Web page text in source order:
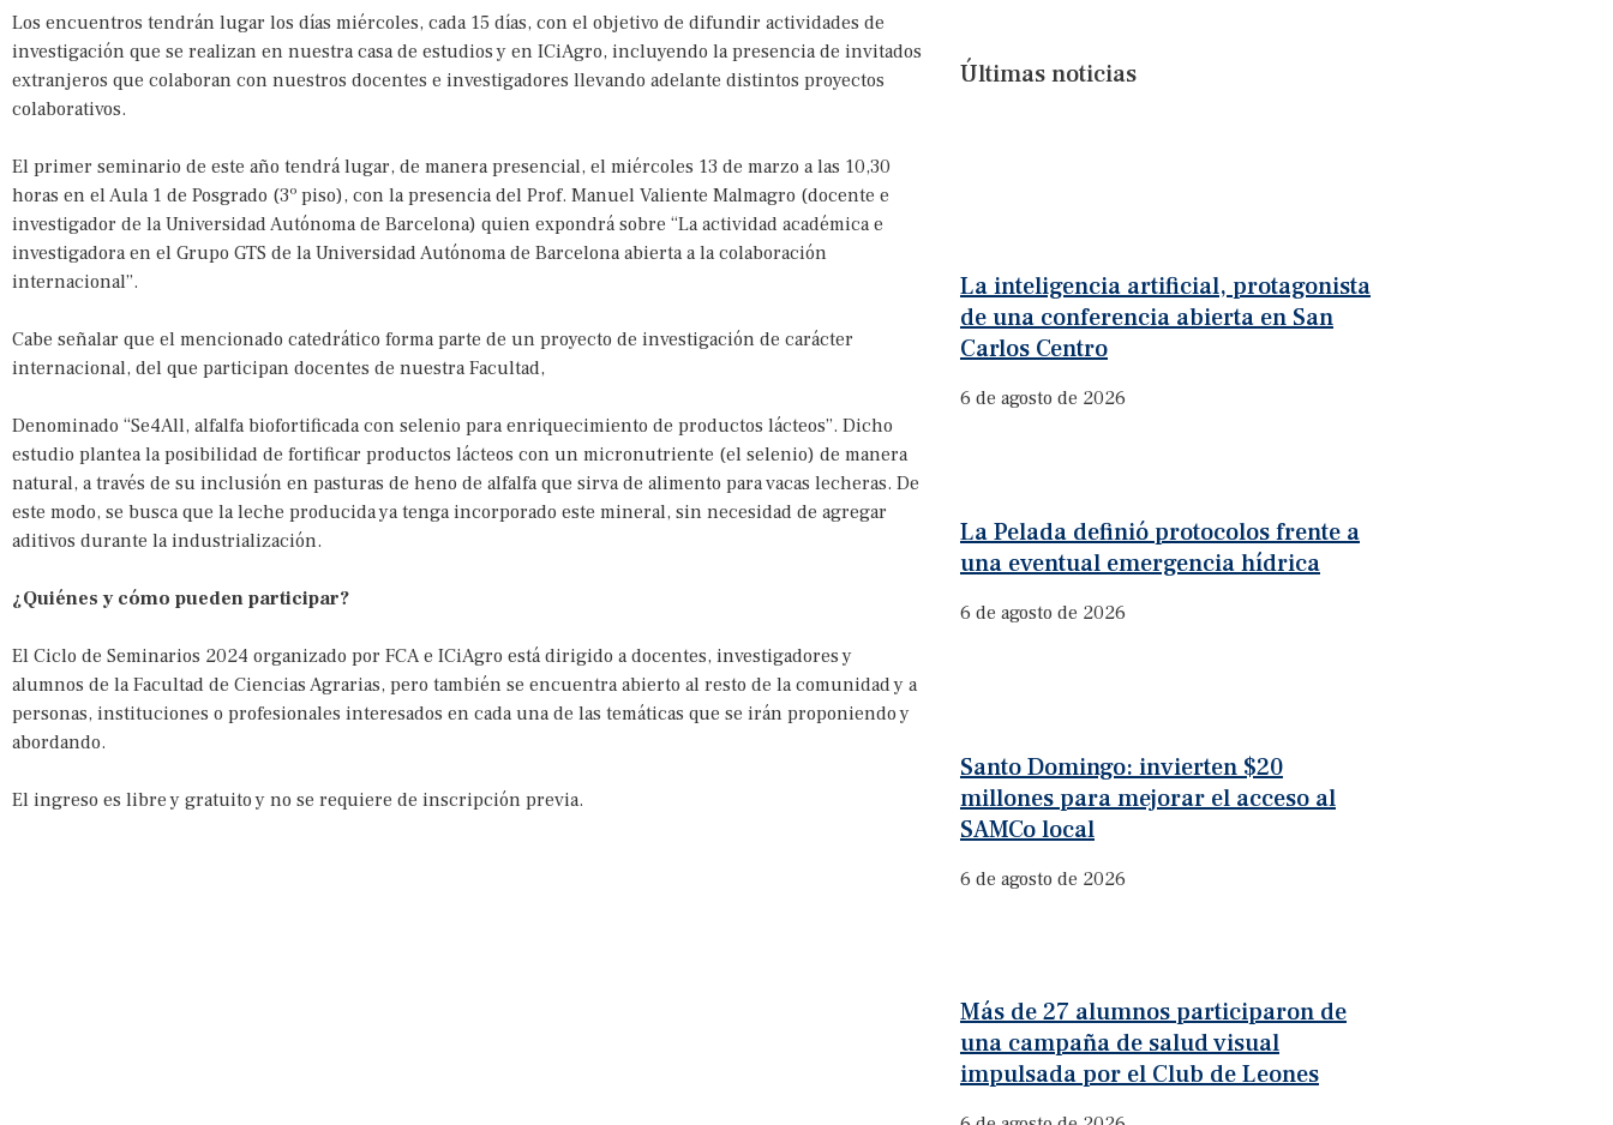
Los encuentros tendrán lugar los días miércoles, cada 15 días, con el objetivo de difundir actividades de
investigación que se realizan en nuestra casa de estudios y en ICiAgro, incluyendo la presencia de invitados
extranjeros que colaboran con nuestros docentes e investigadores llevando adelante distintos proyectos
colaborativos.
El primer seminario de este año tendrá lugar, de manera presencial, el miércoles 13 de marzo a las 10,30
horas en el Aula 1 de Posgrado (3º piso), con la presencia del Prof. Manuel Valiente Malmagro (docente e
investigador de la Universidad Autónoma de Barcelona) quien expondrá sobre “La actividad académica e
investigadora en el Grupo GTS de la Universidad Autónoma de Barcelona abierta a la colaboración
internacional”.
Cabe señalar que el mencionado catedrático forma parte de un proyecto de investigación de carácter
internacional, del que participan docentes de nuestra Facultad,
Denominado “Se4All, alfalfa biofortificada con selenio para enriquecimiento de productos lácteos”. Dicho
estudio plantea la posibilidad de fortificar productos lácteos con un micronutriente (el selenio) de manera
natural, a través de su inclusión en pasturas de heno de alfalfa que sirva de alimento para vacas lecheras. De
este modo, se busca que la leche producida ya tenga incorporado este mineral, sin necesidad de agregar
aditivos durante la industrialización.
¿Quiénes y cómo pueden participar?
El Ciclo de Seminarios 2024 organizado por FCA e ICiAgro está dirigido a docentes, investigadores y
alumnos de la Facultad de Ciencias Agrarias, pero también se encuentra abierto al resto de la comunidad y a
personas, instituciones o profesionales interesados en cada una de las temáticas que se irán proponiendo y
abordando.
El ingreso es libre y gratuito y no se requiere de inscripción previa.
Últimas noticias
La inteligencia artificial, protagonista
de una conferencia abierta en San
Carlos Centro
6 de agosto de 2026
La Pelada definió protocolos frente a
una eventual emergencia hídrica
6 de agosto de 2026
Santo Domingo: invierten $20
millones para mejorar el acceso al
SAMCo local
6 de agosto de 2026
Más de 27 alumnos participaron de
una campaña de salud visual
impulsada por el Club de Leones